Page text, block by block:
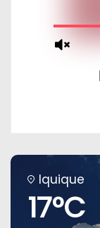
Iquique
17°C